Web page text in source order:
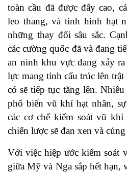
toàn cầu đã được đẩy cao,
leo thang, và tình hình hạt
những thay đổi sâu sắc.
các cường quốc đã và đang
an ninh khu vực đang xảy
lực mang tính cấu trúc lên
có sẽ tiếp tục tăng lên.
phổ biến vũ khí hạt nhân,
các cơ chế kiểm soát vũ
chiến lược sẽ đan xen và
Với việc hiệp ước kiểm soát
giữa Mỹ và Nga sắp hết hạn,